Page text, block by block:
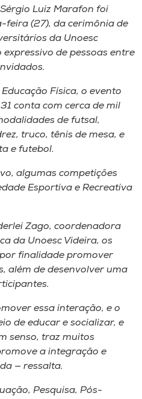
Luiz Marafon foi
feira (27), da cerimônia de
da Unoesc
de pessoas entre
Física, o evento
conta com cerca de mil
de futsal,
truco, tênis de mesa, e
e futebol.
algumas competições
Esportiva e Recreativa
Zago, coordenadora
da Unoesc Videira, os
finalidade promover
além de desenvolver uma
essa interação, e o
de educar e socializar, e
senso, traz muitos
a integração e
— ressalta.
Pesquisa, Pós-